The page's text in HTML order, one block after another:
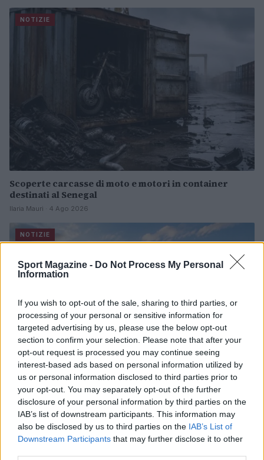
Sport Magazine - Do Not Process My Personal
Information
If you wish to opt-out of the sale, sharing to third parties, or
processing of your personal or sensitive information for
targeted advertising by us, please use the below opt-out
section to confirm your selection. Please note that after your
opt-out request is processed you may continue seeing
interest-based ads based on personal information utilized by
us or personal information disclosed to third parties prior to
your opt-out. You may separately opt-out of the further
disclosure of your personal information by third parties on the
IAB’s list of downstream participants. This information may
also be disclosed by us to third parties on the IAB’s List of
Downstream Participants that may further disclose it to other
NOTIZIE
Scoperte carcasse di moto e motori in container
destinati al Senegal
Ilaria Mauri · 4 Ago 2026
NOTIZIE
Nuova Zelanda: ondata di freddo eccezionale porta
neve a bassa quota
Francesca Lombardi · 4 Ago 2026